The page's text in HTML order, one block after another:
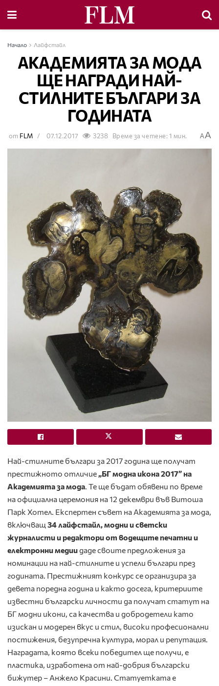
Начало Лайфстайл
АКАДЕМИЯТА ЗА МОДА
ЩЕ НАГРАДИ НАЙ-
СТИЛНИТЕ БЪЛГАРИ ЗА
ГОДИНАТА
от FLM 07.12.2017 3238 Време за четене: 1 мин. AA
Най-стилните българи за 2017 година ще получат
престижното отличие „БГ модна икона 2017” на
Академията за мода. Те ще бъдат обявени по време
на официална церемония на 12 декември във Витоша
Парк Хотел. Експертен съвет на Академията за мода,
включващ 34 лайфстайл, модни и светски
журналисти и редактори от водещите печатни и
електронни медиидаде своите предложения за
номинации на най-стилните и успели българи през
годината. Престижният конкурс се организира за
девета поредна година и както досега, критериите
известни български личности да получат статут на
БГ модни икони, са качества и добродетели като
изискан и модерен вкус и стил, високи професионални
постижения, безупречна култура, морал и репутация.
Наградата, която всеки победител ще получи, е
пластика, изработена от най-добрия български
бижутер – Анжело Красини. Статуетката е